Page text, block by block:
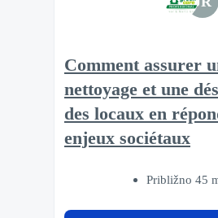
Comment assurer
nettoyage et une
des locaux en
enjeux sociétaux
Približno 45